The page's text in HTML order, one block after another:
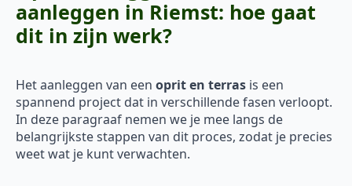
aanleggen in Riemst: hoe gaat
dit in zijn werk?
Het aanleggen van een oprit en terras is een
spannend project dat in verschillende fasen verloopt.
In deze paragraaf nemen we je mee langs de
belangrijkste stappen van dit proces, zodat je precies
weet wat je kunt verwachten.